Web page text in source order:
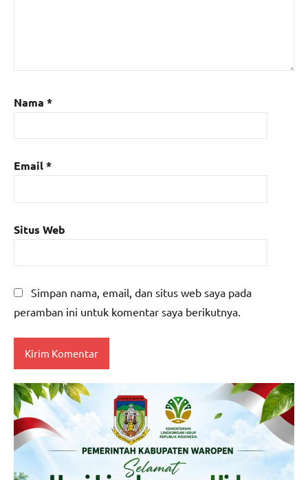
Nama *
Email*
Situs Web
Simpan nama, email, dan situs web saya pada
peramban ini untuk komentar saya berikutnya.